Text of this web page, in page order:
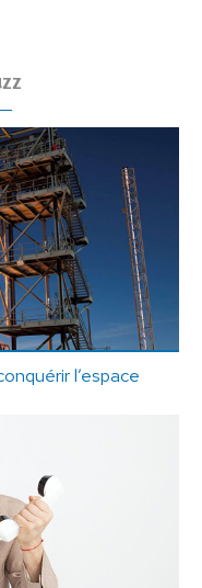
l’espace